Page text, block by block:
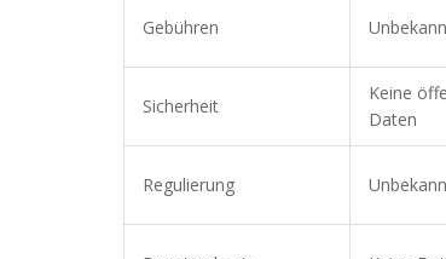
Gebühren
Sicherheit
Keine
Daten
Regulierung